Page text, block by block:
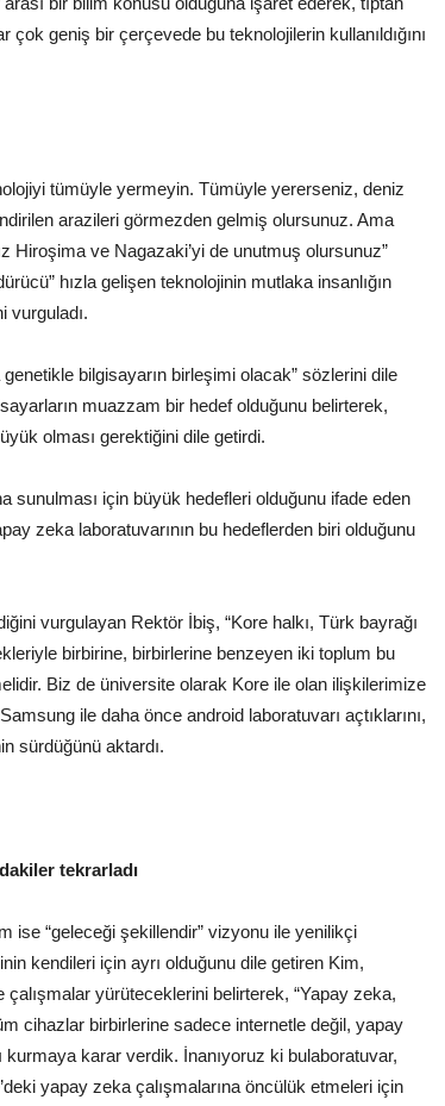
geniş bir çerçevede bu teknolojilerin kullanıldığını
tümüyle yermeyin. Tümüyle yererseniz, deniz
arazileri görmezden gelmiş olursunuz. Ama
Hiroşima ve Nagazaki’yi de unutmuş olursunuz”
hızla gelişen teknolojinin mutlaka insanlığın
vurguladı.
bilgisayarın birleşimi olacak” sözlerini dile
muazzam bir hedef olduğunu belirterek,
olması gerektiğini dile getirdi.
sunulması için büyük hedefleri olduğunu ifade eden
zeka laboratuvarının bu hedeflerden biri olduğunu
vurgulayan Rektör İbiş, “Kore halkı, Türk bayrağı
birbirine, birbirlerine benzeyen iki toplum bu
Biz de üniversite olarak Kore ile olan ilişkilerimize
ile daha önce android laboratuvarı açtıklarını,
sürdüğünü aktardı.
tekrarladı
ise “geleceği şekillendir” vizyonu ile yenilikçi
kendileri için ayrı olduğunu dile getiren Kim,
yürüteceklerini belirterek, “Yapay zeka,
cihazlar birbirlerine sadece internetle değil, yapay
kurmaya karar verdik. İnanıyoruz ki bulaboratuvar,
yapay zeka çalışmalarına öncülük etmeleri için